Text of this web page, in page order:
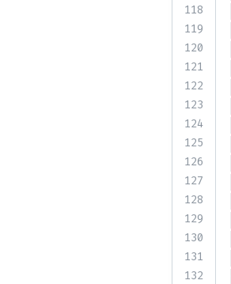
118
119
120
121
122
123
124
125
126
127
128
129
130
131
132